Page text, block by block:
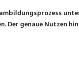
Der genaue Nutzen